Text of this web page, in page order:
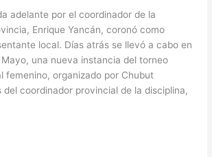
adelante por el coordinador de la
Enrique Yancán, coronó como
local. Días atrás se llevó a cabo en
una nueva instancia del torneo
femenino, organizado por Chubut
coordinador provincial de la disciplina,